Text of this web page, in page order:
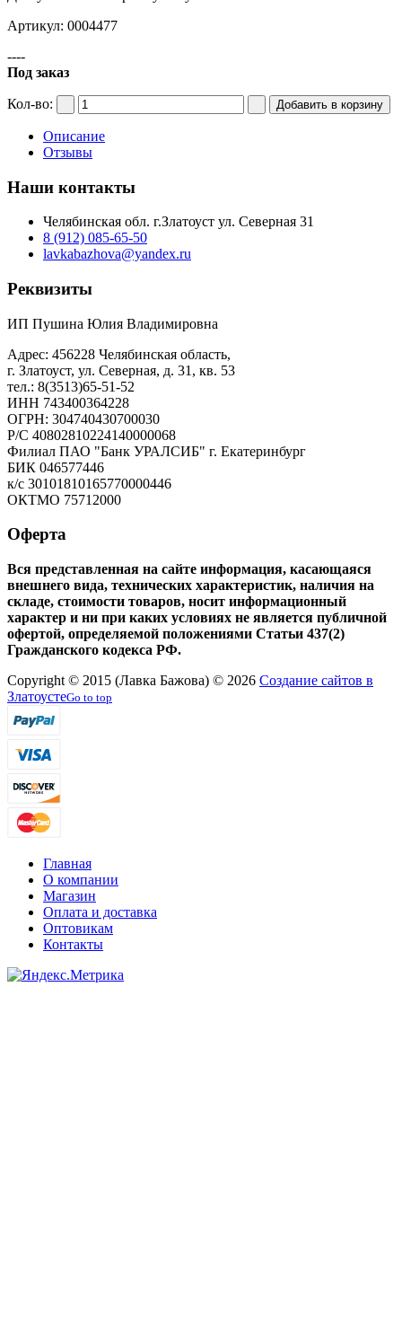
Артикул: 0004477
----
Под заказ
Кол-во:
Описание
Отзывы
Наши контакты
Челябинская обл. г.Златоуст ул. Северная 31
8 (912) 085-65-50
lavkabazhova@yandex.ru
Реквизиты
ИП Пушина Юлия Владимировна
Адрес: 456228 Челябинская область,
г. Златоуст, ул. Северная, д. 31, кв. 53
тел.: 8(3513)65-51-52
ИНН 743400364228
ОГРН: 304740430700030
Р/С 40802810224140000068
Филиал ПАО "Банк УРАЛСИБ" г. Екатеринбург
БИК 046577446
к/с 30101810165770000446
ОКТМО 75712000
Оферта
Вся представленная на сайте информация, касающаяся
внешнего вида, технических характеристик, наличия на
складе, стоимости товаров, носит информационный
характер и ни при каких условиях не является публичной
офертой, определяемой положениями Статьи 437(2)
Гражданского кодекса РФ.
Copyright © 2015 (Лавка Бажова) © 2026 Создание сайтов в
ЗлатоустеGo to top
Главная
О компании
Магазин
Оплата и доставка
Оптовикам
Контакты